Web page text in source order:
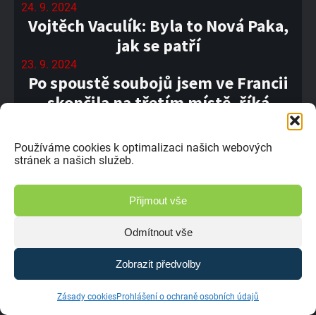
Používáme cookies k optimalizaci našich webových
stránek a našich služeb.
Přijmout vše
Odmítnout vše
Zobrazit předvolby
Zásady cookiesProhlášení o ochraně osobních údajů
24. 9. 2024
Vojtěch Vaculík: Byla to Nová Paka,
jak se patří
23. 9. 2024
Po spoustě soubojů jsem ve Francii
skončila na třetím místě, říká
21. 9. 2024
#09 ME Maggiora / Itálie
Paka je moje nejoblíbenější trať,
svěřuje se Ladislav Jiřička.
Josef Sitek: K trati v Pace jsem
přistupoval s respektem
18. 9. 2024